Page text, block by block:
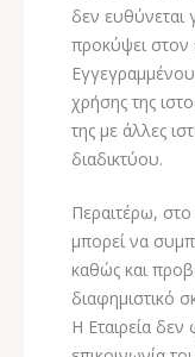
δεν ευθύνεται
προκύψει στον
χρήσης της
της με άλλες
διαδικτύου.
Περαιτέρω, στο
μπορεί να
καθώς και
διαφημιστικό
Η Εταιρεία δεν